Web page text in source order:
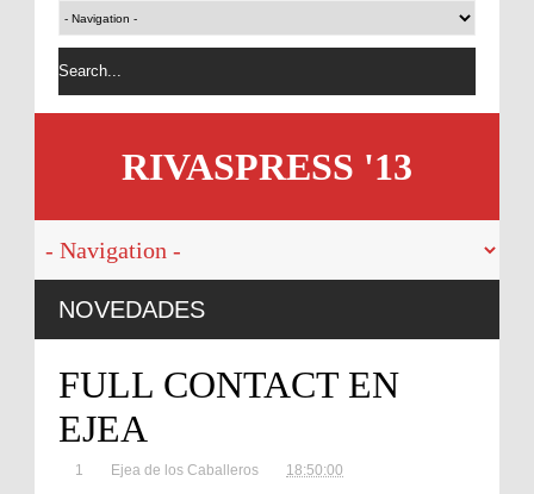
RIVASPRESS '13
NOVEDADES
de divorcio en
FULL CONTACT EN
EJEA
1 Ejea de los Caballeros 18:50:00